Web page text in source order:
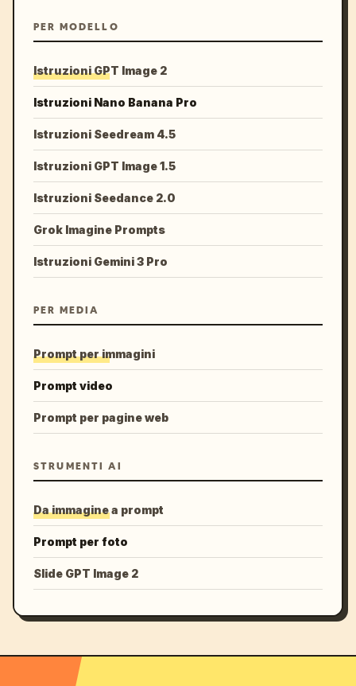
PER MODELLO
Istruzioni GPT Image 2
Istruzioni Nano Banana Pro
Istruzioni Seedream 4.5
Istruzioni GPT Image 1.5
Istruzioni Seedance 2.0
Grok Imagine Prompts
Istruzioni Gemini 3 Pro
PER MEDIA
Prompt per immagini
Prompt video
Prompt per pagine web
STRUMENTI AI
Da immagine a prompt
Prompt per foto
Slide GPT Image 2